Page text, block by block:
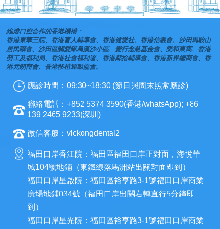
維港口腔合作的香港機構：
香港東華三院、香港盲人輔導會、香港健愛社、香港信義會、沙田馬鞍山
居民聯會、沙田區關愛隊烏溪沙小區、覺行念慈基金會、樂和東寓、香港
勞工及福利局、香港社會福利署、香港鄰捨輔導會、香港新界總商會、香
港元朗商會、香港移植運動協會。
應診時間：09:30~18:30 (節日與周末照常應診)
聯絡電話：+852 5374 3590(香港/whatsApp); +86
139 2465 9233(深圳)
微信客服：vickongdental2
福田口岸香江院：福田區福田口岸正對面，海悅華
城104號地鋪（東鐵線落馬洲站出關對面即到）
福田口岸星啟院：福田區裕亨路3-1號福田口岸商業
廣場地鋪034號（福田口岸出關右轉直行5分鐘即
到）
福田口岸星光院：福田區裕亨路3-1號福田口岸商業